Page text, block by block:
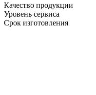
Качество продукции
Уровень сервиса
Срок изготовления